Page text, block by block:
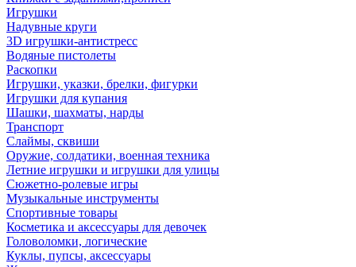
Игрушки
Надувные круги
3D игрушки-антистресс
Водяные пистолеты
Раскопки
Игрушки, указки, брелки, фигурки
Игрушки для купания
Шашки, шахматы, нарды
Транспорт
Слаймы, сквиши
Оружие, солдатики, военная техника
Летние игрушки и игрушки для улицы
Сюжетно-ролевые игры
Музыкальные инструменты
Спортивные товары
Косметика и аксессуары для девочек
Головоломки, логические
Куклы, пупсы, аксессуары